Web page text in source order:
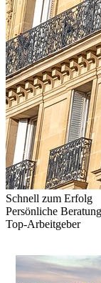
Schnell zum Erfolg
Persönliche Beratung
Top-Arbeitgeber